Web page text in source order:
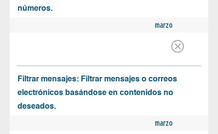
números.
marzo
Filtrar mensajes: Filtrar mensajes o correos
electrónicos basándose en contenidos no
deseados.
marzo